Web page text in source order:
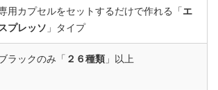
用カプセルをセットするだけで作れる「エ
スプレッソ 」タイプ
ラックのみ「 ２６種類 」以上